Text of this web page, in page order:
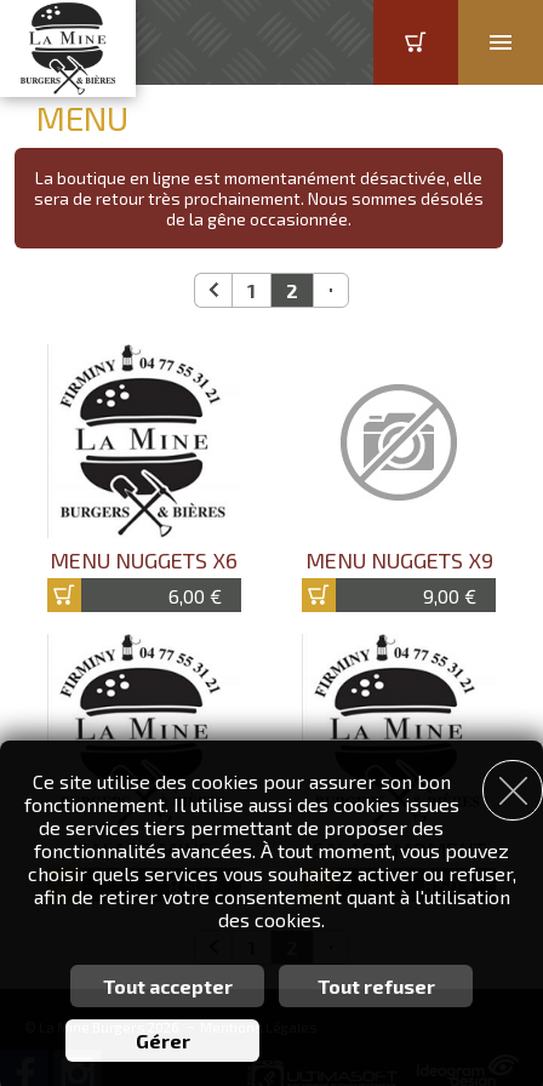
MENU
La boutique en ligne est momentanément désactivée, elle
sera de retour très prochainement. Nous sommes désolés
de la gêne occasionnée.
1 2
MENU NUGGETS X6
6,00 €
MENU NUGGETS X9
9,00 €
SALADE MINE
8,50 €
SALADE MOMENT
8,50 €
© La Mine Burgers 2026 - Mentions Légales
Ce site utilise des cookies pour assurer son bon
fonctionnement. Il utilise aussi des cookies issues
de services tiers permettant de proposer des
fonctionnalités avancées. À tout moment, vous pouvez
choisir quels services vous souhaitez activer ou refuser,
afin de retirer votre consentement quant à l'utilisation
des cookies.
Personnalisation des services
Vous êtes libre de choisir quels services vous souhaitez
activer. En autorisant ces services tiers, vous acceptez le
Tout accepter Tout refuser
Gérer